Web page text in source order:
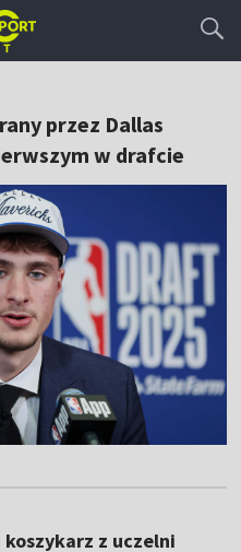
przez Dallas
w drafcie
z uczelni